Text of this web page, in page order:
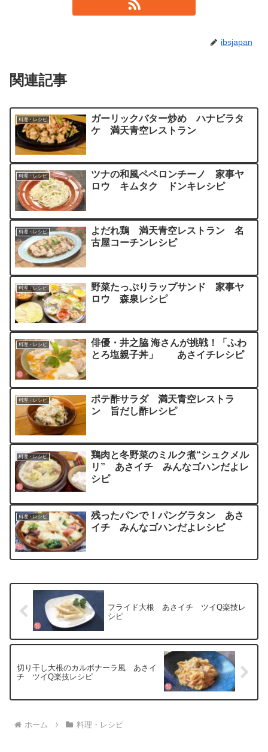
ibsjapan
関連記事
料理・レシピ
ガーリックバター炒め ハナビラタ
ケ 満天青空レストラン
料理・レシピ
ツナの和風ペペロンチーノ 家事ヤ
ロウ キムタク ドンキレシピ
料理・レシピ
よだれ鶏 満天青空レストラン 名
古屋コーチンレシピ
料理・レシピ
野菜たっぷりラップサンド 家事ヤ
ロウ 森泉レシピ
料理・レシピ
俳優・井之脇 海さんが挑戦！「ふわ
とろ塩親子丼」 あさイチレシピ
料理・レシピ
ポテ酢サラダ 満天青空レストラ
ン 旨だし酢レシピ
料理・レシピ
鶏肉と冬野菜のミルク煮“シュクメル
リ” あさイチ みんなゴハンだよレ
シピ
料理・レシピ
残ったパンで！パングラタン あさ
イチ みんなゴハンだよレシピ
フライド大根 あさイチ ツイQ楽技レ
シピ
切り干し大根のカルボナーラ風 あさイ
チ ツイQ楽技レシピ
ホーム 料理・レシピ